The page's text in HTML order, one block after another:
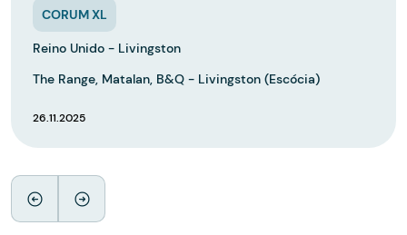
CORUM XL
Reino Unido - Livingston
The Range, Matalan, B&Q - Livingston (Escócia)
26.11.2025